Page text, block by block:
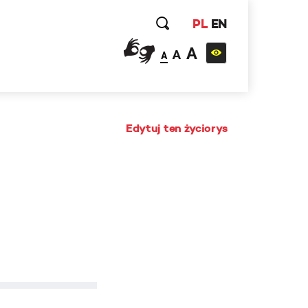
PL EN
A A A
Edytuj ten życiorys